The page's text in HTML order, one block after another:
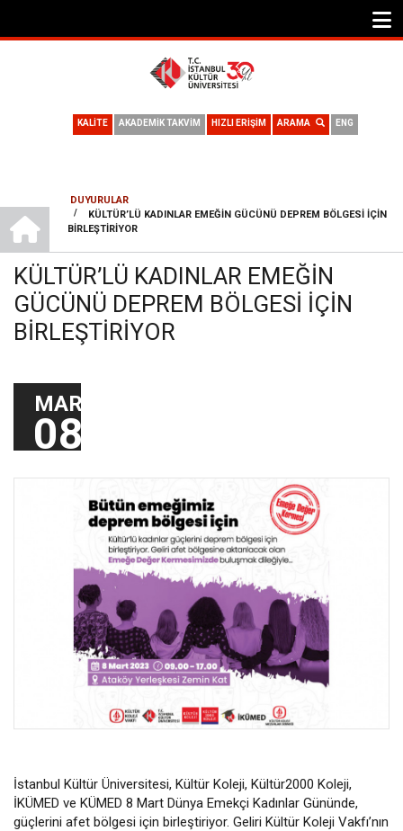
ENG
ARAMA
HIZLI ERİŞİM
AKADEMİK TAKVİM
KALİTE
SAYFA
YOLU
DUYURULAR
/
KÜLTÜR’LÜ KADINLAR EMEĞIN GÜCÜNÜ DEPREM BÖLGESI IÇIN
BIRLEŞTIRIYOR
KÜLTÜR’LÜ KADINLAR EMEĞIN
GÜCÜNÜ DEPREM BÖLGESI IÇIN
BIRLEŞTIRIYOR
MAR
08
İstanbul Kültür Üniversitesi, Kültür Koleji, Kültür2000 Koleji,
İKÜMED ve KÜMED 8 Mart Dünya Emekçi Kadınlar Gününde,
güçlerini afet bölgesi için birleştiriyor. Geliri Kültür Koleji Vakfı’nın